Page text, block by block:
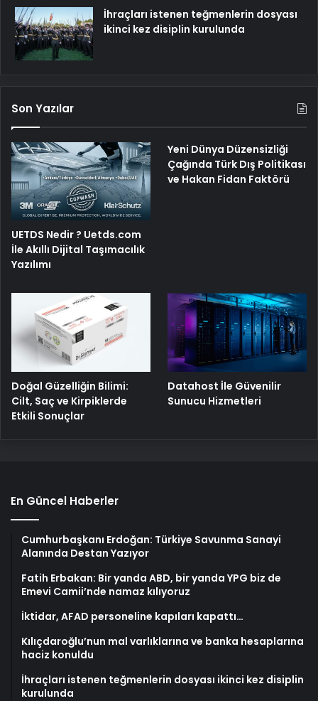
İhraçları istenen teğmenlerin dosyası
ikinci kez disiplin kurulunda
Son Yazılar
UETDS Nedir ? Uetds.com
İle Akıllı Dijital Taşımacılık
Yazılımı
Yeni Dünya Düzensizliği
Çağında Türk Dış Politikası
ve Hakan Fidan Faktörü
Doğal Güzelliğin Bilimi:
Cilt, Saç ve Kirpiklerde
Etkili Sonuçlar
Datahost İle Güvenilir
Sunucu Hizmetleri
En Güncel Haberler
Cumhurbaşkanı Erdoğan: Türkiye Savunma Sanayi
Alanında Destan Yazıyor
Fatih Erbakan: Bir yanda ABD, bir yanda YPG biz de
Emevi Camii’nde namaz kılıyoruz
İktidar, AFAD personeline kapıları kapattı…
Kılıçdaroğlu’nun mal varlıklarına ve banka hesaplarına
haciz konuldu
İhraçları istenen teğmenlerin dosyası ikinci kez disiplin
kurulunda